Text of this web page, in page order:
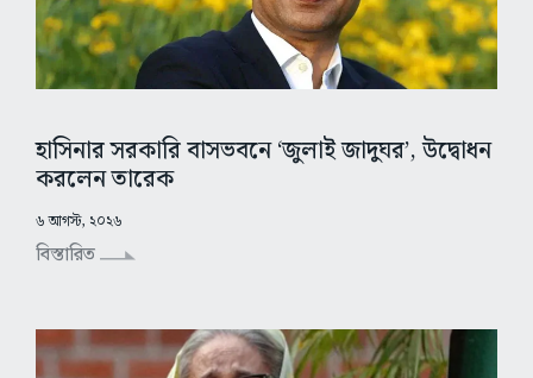
হাসিনার সরকারি বাসভবনে ‘জুলাই জাদুঘর’, উদ্বোধন
করলেন তারেক
৬ আগস্ট, ২০২৬
বিস্তারিত